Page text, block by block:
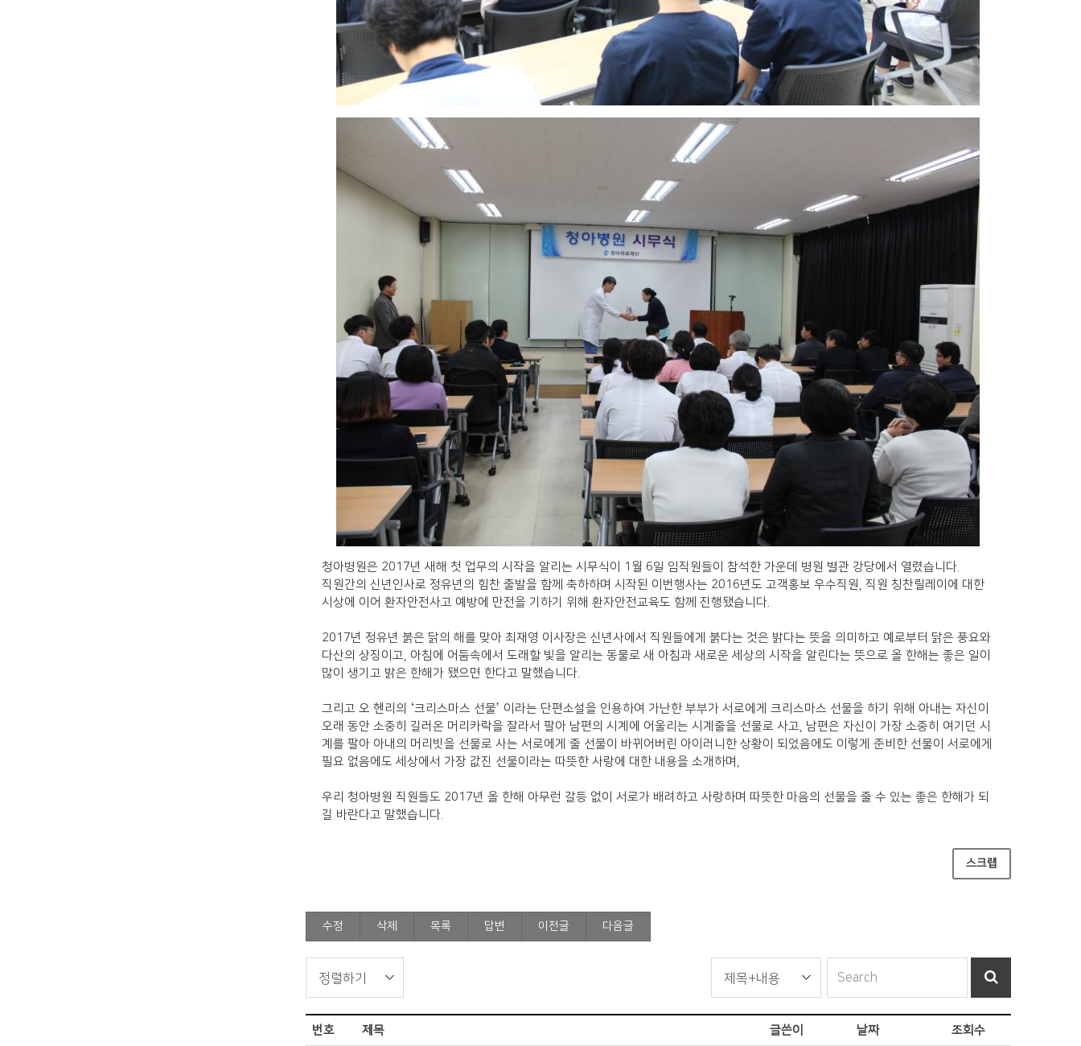
청아병원은 2017년 새해 첫 업무의 시작을 알리는 시무식이 1월 6일 임직원들이 참석한 가운데 병원 별관 강당에서 열렸습니다.
직원간의 신년인사로 정유년의 힘찬 출발을 함께 축하하며 시작된 이번행사는 2016년도 고객홍보 우수직원 직원 칭찬릴레이에 대한
시상에 이어 환자안전사고 예방에 만전을 기하기 위해 환자안전교육도 함께 진행됐습니다.
2017년 정유년 붉은 닭의 해를 맞아 최재영 이사장은 신년사에서 직원들에게 붉다는 것은 밝다는 뜻을 의미하고 예로부터 닭은 풍요와
다산의 상징이고 아침에 어둠속에서 도래할 빛을 알리는 동물로 새 아침과 새로운 세상의 시작을 알린다는 뜻으로 올 한해는 좋은 일이
많이 생기고 밝은 한해가 됐으면 한다고 말했습니다.
그리고 오 헨리의 ‘크리스마스 선물’ 이라는 단편소설을 인용하여 가난한 부부가 서로에게 크리스마스 선물을 하기 위해 아내는 자신이
오래 동안 소중히 길러온 머리카락을 잘라서 팔아 남편의 시계에 어울리는 시계줄을 선물로 사고 남편은 자신이 가장 소중히 여기던 시
계를 팔아 아내의 머리빗을 선물로 사는 서로에게 줄 선물이 바뀌어버린 아이러니한 상황이 되었음에도 이렇게 준비한 선물이 서로에게
필요 없음에도 세상에서 가장 값진 선물이라는 따뜻한 사랑에 대한 내용을 소개하며
우리 청아병원 직원들도 2017년 올 한해 아무런 갈등 없이 서로가 배려하고 사랑하며 따뜻한 마음의 선물을 줄 수 있는 좋은 한해가 되
길 바란다고 말했습니다.
스크랩
수정 삭제 목록 답변 이전글 다음글
번호 제목 글쓴이 날짜 조회수